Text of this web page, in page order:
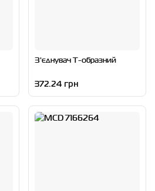
З'єднувач T-образний
372.24 грн